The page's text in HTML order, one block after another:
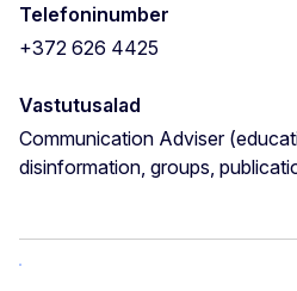
Telefoninumber
+372 626 4425
Vastutusalad
Communication Adviser
disinformation, groups,